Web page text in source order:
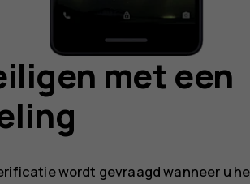
met een
wordt gevraagd wanneer u